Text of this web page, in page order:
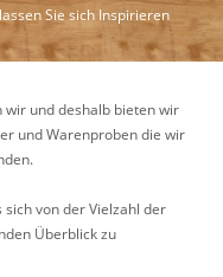
Sie sich Inspirieren
wir und deshalb bieten wir
und Warenproben die wir
von der Vielzahl der
Überblick zu